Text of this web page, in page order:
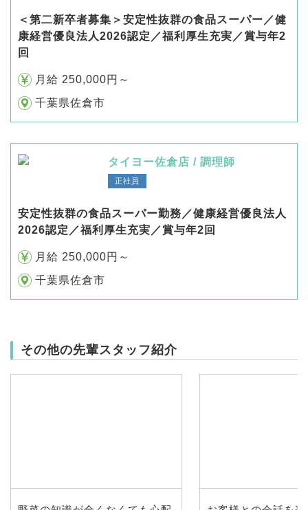
＜第二新卒者募集＞安定性抜群の食品スーパー／健
康経営優良法人2026認定／福利厚生充実／賞与年2
回
月給 250,000円～
千葉県佐倉市
タイヨー佐倉店 / 調理師
正社員
安定性抜群の食品スーパー勤務／健康経営優良法人
2026認定／福利厚生充実／賞与年2回
月給 250,000円～
千葉県佐倉市
その他の先輩スタッフ紹介